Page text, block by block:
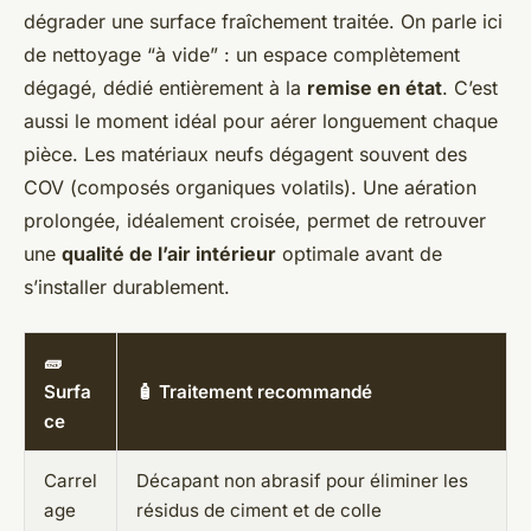
dégrader une surface fraîchement traitée. On parle ici
de nettoyage “à vide” : un espace complètement
dégagé, dédié entièrement à la remise en état. C’est
aussi le moment idéal pour aérer longuement chaque
pièce. Les matériaux neufs dégagent souvent des
COV (composés organiques volatils). Une aération
prolongée, idéalement croisée, permet de retrouver
une qualité de l’air intérieur optimale avant de
s’installer durablement.
🧱
Surfa
ce
🧴 Traitement recommandé
Carrel
age
Décapant non abrasif pour éliminer les
résidus de ciment et de colle